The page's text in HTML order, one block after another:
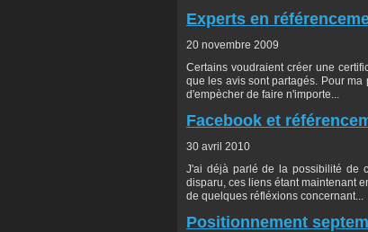
Experts en
20 novembre 2009
Certains voudraient créer une
que les avis sont partagés. Pour
d'empècher de faire n'importe...
Facebook et
30 avril 2010
J'ai déjà parlé de la possibilité de
disparu, ces liens étant maintenant
de quelques réfléxions concernant...
Positionnement